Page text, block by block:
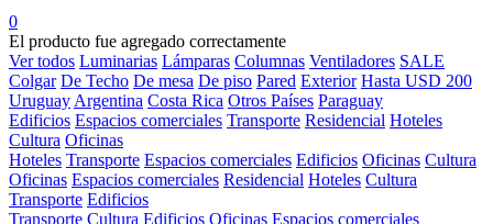
0
El producto fue agregado correctamente
Ver todos Luminarias Lámparas Columnas Ventiladores SALE
Colgar De Techo De mesa De piso Pared Exterior Hasta USD 200
Uruguay Argentina Costa Rica Otros Países Paraguay
Edificios Espacios comerciales Transporte Residencial Hoteles
Cultura Oficinas
Hoteles Transporte Espacios comerciales Edificios Oficinas Cultura
Oficinas Espacios comerciales Residencial Hoteles Cultura
Transporte Edificios
Transporte Cultura Edificios Oficinas Espacios comerciales